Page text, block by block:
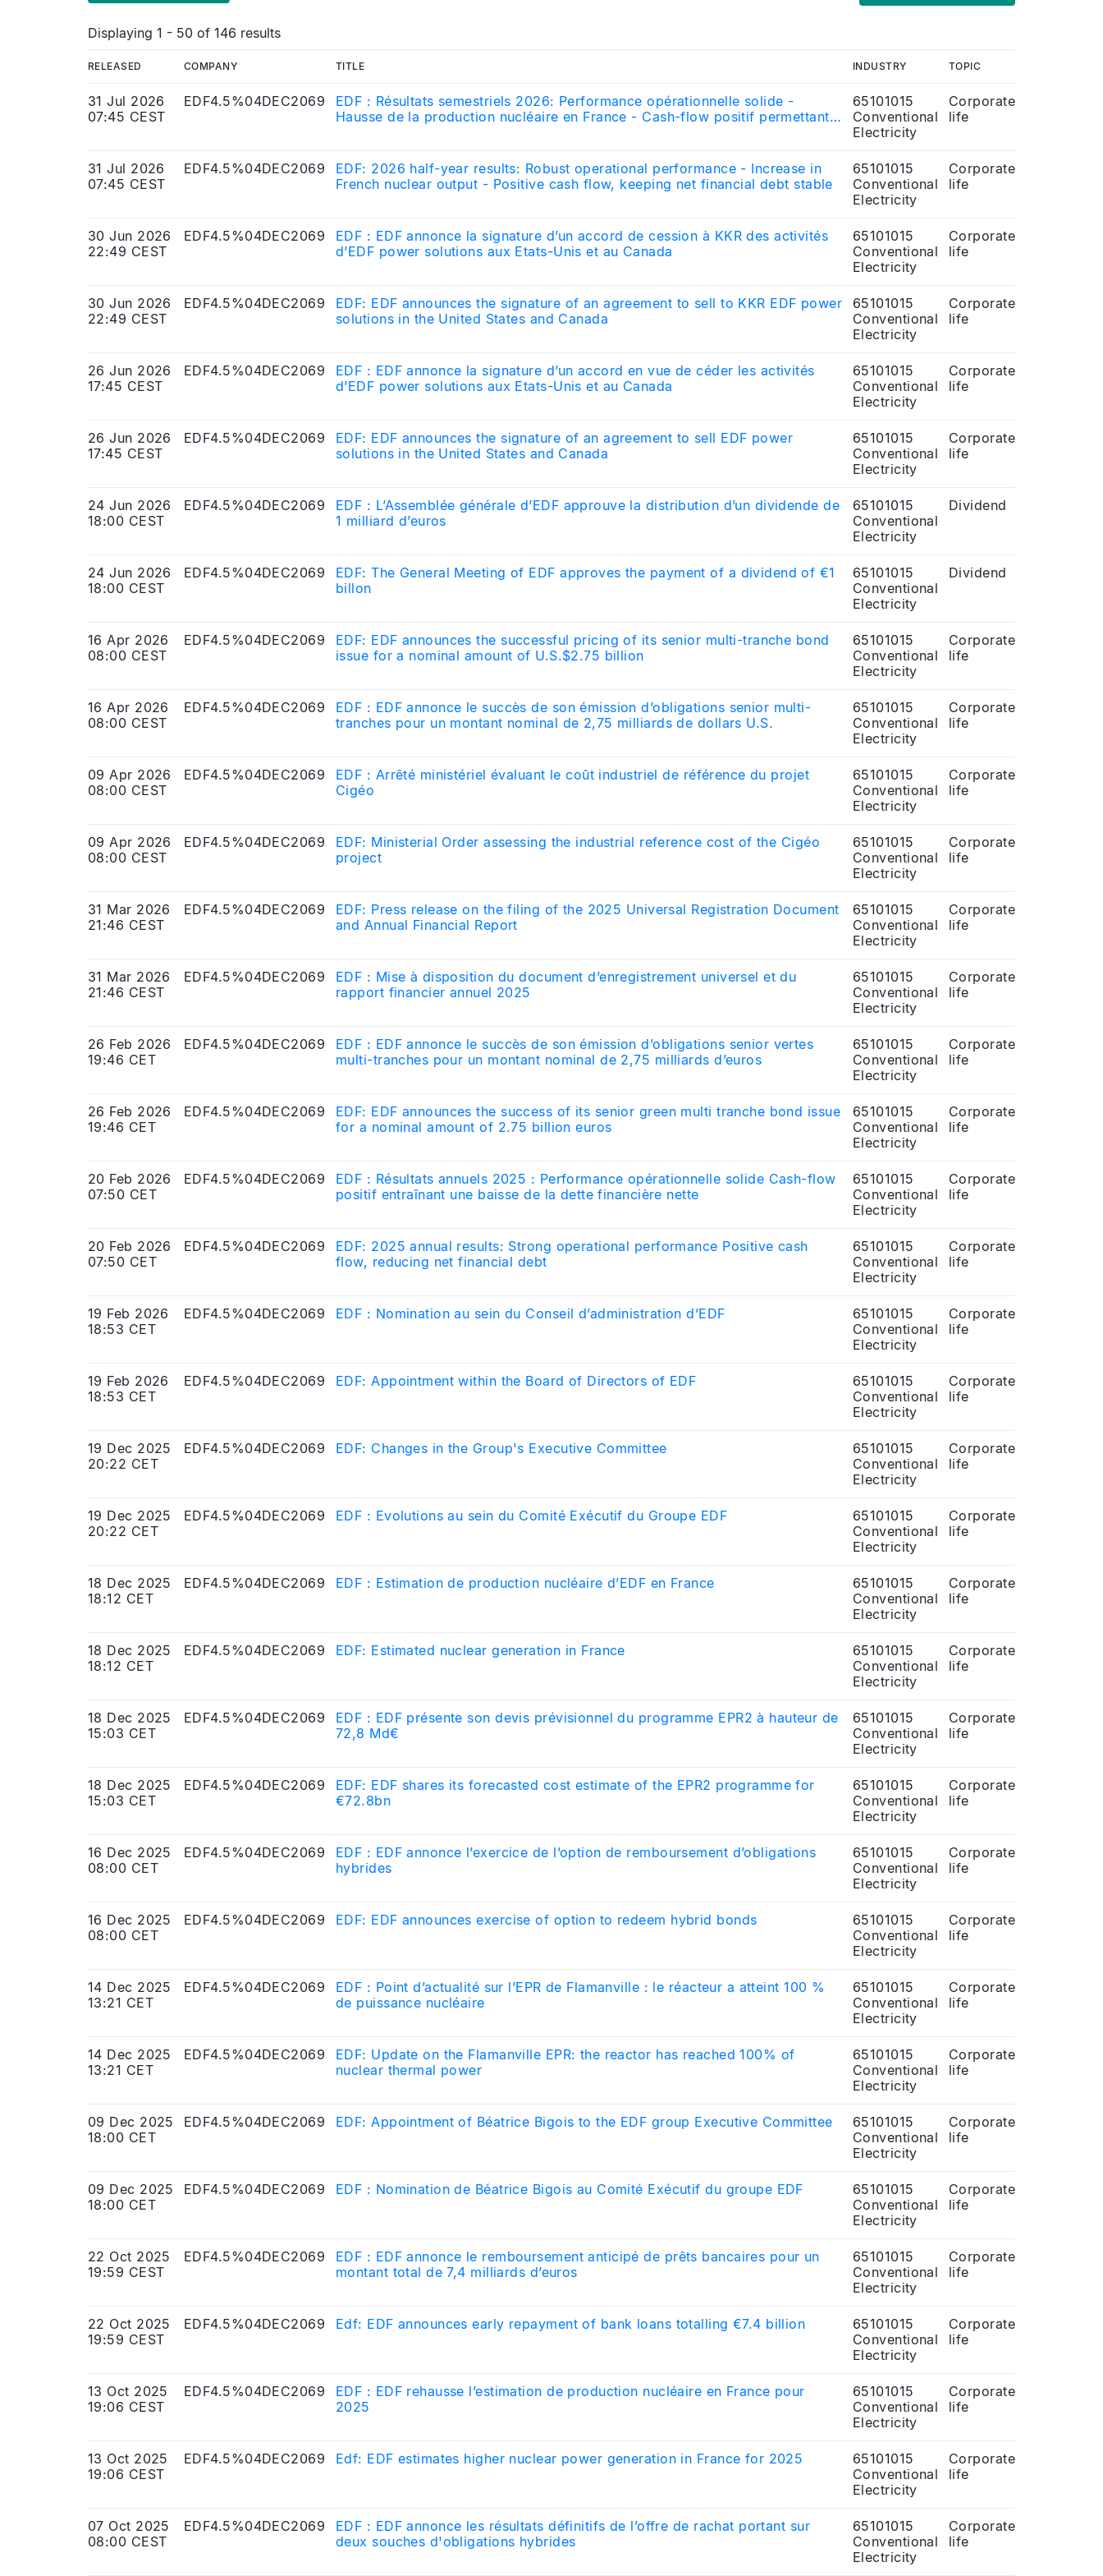
Displaying 1 - 50 of 146 results
RELEASED COMPANY TITLE INDUSTRY TOPIC
31 Jul 2026
07:45 CEST
EDF4.5%04DEC2069
EDF : Résultats semestriels 2026: Performance opérationnelle solide -
Hausse de la production nucléaire en France - Cash-flow positif permettant
65101015
Conventional
Electricity
Corporate
life
31 Jul 2026
07:45 CEST
EDF4.5%04DEC2069
EDF: 2026 half-year results: Robust operational performance - Increase in
French nuclear output - Positive cash flow, keeping net financial debt stable
65101015
Conventional
Electricity
Corporate
life
30 Jun 2026
22:49 CEST
EDF4.5%04DEC2069
EDF : EDF annonce la signature d’un accord de cession à KKR des activités
d’EDF power solutions aux Etats-Unis et au Canada
65101015
Conventional
Electricity
Corporate
life
30 Jun 2026
22:49 CEST
EDF4.5%04DEC2069
EDF: EDF announces the signature of an agreement to sell to KKR EDF power
solutions in the United States and Canada
65101015
Conventional
Electricity
Corporate
life
26 Jun 2026
17:45 CEST
EDF4.5%04DEC2069
EDF : EDF annonce la signature d’un accord en vue de céder les activités
d’EDF power solutions aux Etats-Unis et au Canada
65101015
Conventional
Electricity
Corporate
life
26 Jun 2026
17:45 CEST
EDF4.5%04DEC2069
EDF: EDF announces the signature of an agreement to sell EDF power
solutions in the United States and Canada
65101015
Conventional
Electricity
Corporate
life
24 Jun 2026
18:00 CEST
EDF4.5%04DEC2069
EDF : L’Assemblée générale d’EDF approuve la distribution d’un dividende de
1 milliard d’euros
65101015
Conventional
Electricity
Dividend
24 Jun 2026
18:00 CEST
EDF4.5%04DEC2069
EDF: The General Meeting of EDF approves the payment of a dividend of €1
billon
65101015
Conventional
Electricity
Dividend
16 Apr 2026
08:00 CEST
EDF4.5%04DEC2069
EDF: EDF announces the successful pricing of its senior multi-tranche bond
issue for a nominal amount of U.S.$2.75 billion
65101015
Conventional
Electricity
Corporate
life
16 Apr 2026
08:00 CEST
EDF4.5%04DEC2069
EDF : EDF annonce le succès de son émission d’obligations senior multi-
tranches pour un montant nominal de 2,75 milliards de dollars U.S.
65101015
Conventional
Electricity
Corporate
life
09 Apr 2026
08:00 CEST
EDF4.5%04DEC2069
EDF : Arrêté ministériel évaluant le coût industriel de référence du projet
Cigéo
65101015
Conventional
Electricity
Corporate
life
09 Apr 2026
08:00 CEST
EDF4.5%04DEC2069
EDF: Ministerial Order assessing the industrial reference cost of the Cigéo
project
65101015
Conventional
Electricity
Corporate
life
31 Mar 2026
21:46 CEST
EDF4.5%04DEC2069
EDF: Press release on the filing of the 2025 Universal Registration Document
and Annual Financial Report
65101015
Conventional
Electricity
Corporate
life
31 Mar 2026
21:46 CEST
EDF4.5%04DEC2069
EDF : Mise à disposition du document d’enregistrement universel et du
rapport financier annuel 2025
65101015
Conventional
Electricity
Corporate
life
26 Feb 2026
19:46 CET
EDF4.5%04DEC2069
EDF : EDF annonce le succès de son émission d’obligations senior vertes
multi-tranches pour un montant nominal de 2,75 milliards d’euros
65101015
Conventional
Electricity
Corporate
life
26 Feb 2026
19:46 CET
EDF4.5%04DEC2069
EDF: EDF announces the success of its senior green multi tranche bond issue
for a nominal amount of 2.75 billion euros
65101015
Conventional
Electricity
Corporate
life
20 Feb 2026
07:50 CET
EDF4.5%04DEC2069
EDF : Résultats annuels 2025 : Performance opérationnelle solide Cash-flow
positif entraînant une baisse de la dette financière nette
65101015
Conventional
Electricity
Corporate
life
20 Feb 2026
07:50 CET
EDF4.5%04DEC2069
EDF: 2025 annual results: Strong operational performance Positive cash
flow, reducing net financial debt
65101015
Conventional
Electricity
Corporate
life
19 Feb 2026
18:53 CET
EDF4.5%04DEC2069 EDF : Nomination au sein du Conseil d’administration d’EDF
65101015
Conventional
Electricity
Corporate
life
19 Feb 2026
18:53 CET
EDF4.5%04DEC2069 EDF: Appointment within the Board of Directors of EDF
65101015
Conventional
Electricity
Corporate
life
19 Dec 2025
20:22 CET
EDF4.5%04DEC2069 EDF: Changes in the Group's Executive Committee
65101015
Conventional
Electricity
Corporate
life
19 Dec 2025
20:22 CET
EDF4.5%04DEC2069 EDF : Evolutions au sein du Comité Exécutif du Groupe EDF
65101015
Conventional
Electricity
Corporate
life
18 Dec 2025
18:12 CET
EDF4.5%04DEC2069 EDF : Estimation de production nucléaire d’EDF en France
65101015
Conventional
Electricity
Corporate
life
18 Dec 2025
18:12 CET
EDF4.5%04DEC2069 EDF: Estimated nuclear generation in France
65101015
Conventional
Electricity
Corporate
life
18 Dec 2025
15:03 CET
EDF4.5%04DEC2069
EDF : EDF présente son devis prévisionnel du programme EPR2 à hauteur de
72,8 Md€
65101015
Conventional
Electricity
Corporate
life
18 Dec 2025
15:03 CET
EDF4.5%04DEC2069
EDF: EDF shares its forecasted cost estimate of the EPR2 programme for
€72.8bn
65101015
Conventional
Electricity
Corporate
life
16 Dec 2025
08:00 CET
EDF4.5%04DEC2069
EDF : EDF annonce l’exercice de l’option de remboursement d’obligations
hybrides
65101015
Conventional
Electricity
Corporate
life
16 Dec 2025
08:00 CET
EDF4.5%04DEC2069 EDF: EDF announces exercise of option to redeem hybrid bonds
65101015
Conventional
Electricity
Corporate
life
14 Dec 2025
13:21 CET
EDF4.5%04DEC2069
EDF : Point d’actualité sur l’EPR de Flamanville : le réacteur a atteint 100 %
de puissance nucléaire
65101015
Conventional
Electricity
Corporate
life
14 Dec 2025
13:21 CET
EDF4.5%04DEC2069
EDF: Update on the Flamanville EPR: the reactor has reached 100% of
nuclear thermal power
65101015
Conventional
Electricity
Corporate
life
09 Dec 2025
18:00 CET
EDF4.5%04DEC2069 EDF: Appointment of Béatrice Bigois to the EDF group Executive Committee
65101015
Conventional
Electricity
Corporate
life
09 Dec 2025
18:00 CET
EDF4.5%04DEC2069 EDF : Nomination de Béatrice Bigois au Comité Exécutif du groupe EDF
65101015
Conventional
Electricity
Corporate
life
22 Oct 2025
19:59 CEST
EDF4.5%04DEC2069
EDF : EDF annonce le remboursement anticipé de prêts bancaires pour un
montant total de 7,4 milliards d’euros
65101015
Conventional
Electricity
Corporate
life
22 Oct 2025
19:59 CEST
EDF4.5%04DEC2069 Edf: EDF announces early repayment of bank loans totalling €7.4 billion
65101015
Conventional
Electricity
Corporate
life
13 Oct 2025
19:06 CEST
EDF4.5%04DEC2069
EDF : EDF rehausse l’estimation de production nucléaire en France pour
2025
65101015
Conventional
Electricity
Corporate
life
13 Oct 2025
19:06 CEST
EDF4.5%04DEC2069 Edf: EDF estimates higher nuclear power generation in France for 2025
65101015
Conventional
Electricity
Corporate
life
07 Oct 2025
08:00 CEST
EDF4.5%04DEC2069
EDF : EDF annonce les résultats définitifs de l’offre de rachat portant sur
deux souches d'obligations hybrides
65101015
Conventional
Electricity
Corporate
life